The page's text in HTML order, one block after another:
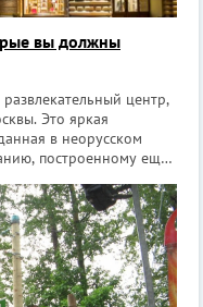
вы должны
центр,
Это яркая
в неорусском
построенному еще